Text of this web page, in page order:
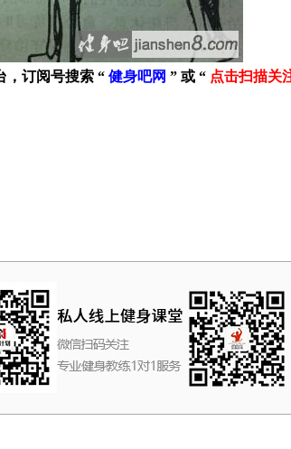
，订阅号搜索 “ 健身吧网 ” 或 “ 点击扫描关